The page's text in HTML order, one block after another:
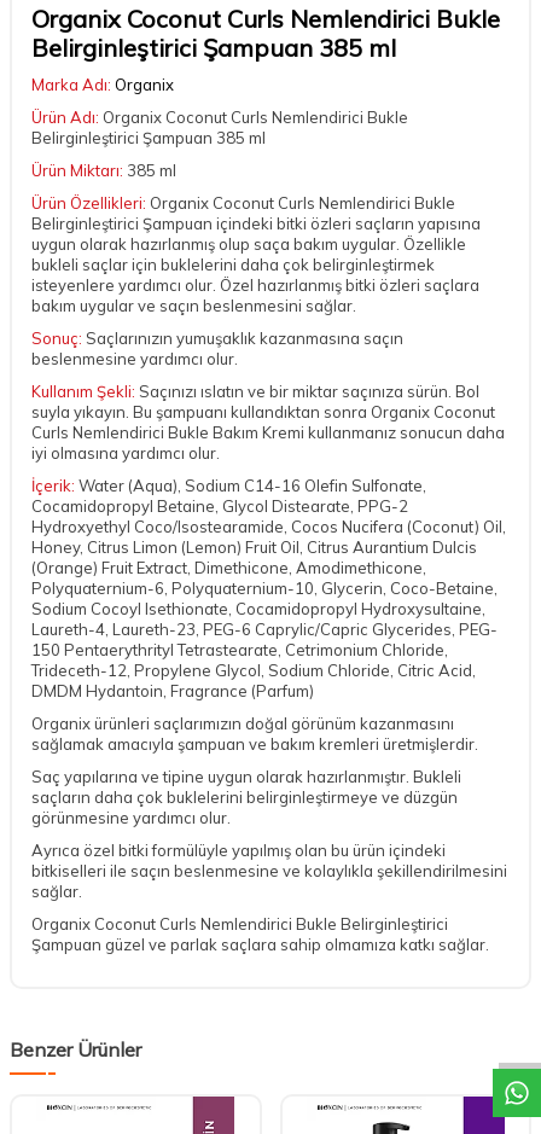
Organix Coconut Curls Nemlendirici Bukle
Belirginleştirici Şampuan 385 ml
Marka Adı: Organix
Ürün Adı: Organix Coconut Curls Nemlendirici Bukle
Belirginleştirici Şampuan 385 ml
Ürün Miktarı: 385 ml
Ürün Özellikleri: Organix Coconut Curls Nemlendirici Bukle
Belirginleştirici Şampuan içindeki bitki özleri saçların yapısına
uygun olarak hazırlanmış olup saça bakım uygular. Özellikle
bukleli saçlar için buklelerini daha çok belirginleştirmek
isteyenlere yardımcı olur. Özel hazırlanmış bitki özleri saçlara
bakım uygular ve saçın beslenmesini sağlar.
Sonuç: Saçlarınızın yumuşaklık kazanmasına saçın
beslenmesine yardımcı olur.
Kullanım Şekli: Saçınızı ıslatın ve bir miktar saçınıza sürün. Bol
suyla yıkayın. Bu şampuanı kullandıktan sonra Organix Coconut
Curls Nemlendirici Bukle Bakım Kremi kullanmanız sonucun daha
iyi olmasına yardımcı olur.
İçerik: Water (Aqua), Sodium C14-16 Olefin Sulfonate,
Cocamidopropyl Betaine, Glycol Distearate, PPG-2
Hydroxyethyl Coco/Isostearamide, Cocos Nucifera (Coconut) Oil,
Honey, Citrus Limon (Lemon) Fruit Oil, Citrus Aurantium Dulcis
(Orange) Fruit Extract, Dimethicone, Amodimethicone,
Polyquaternium-6, Polyquaternium-10, Glycerin, Coco-Betaine,
Sodium Cocoyl Isethionate, Cocamidopropyl Hydroxysultaine,
Laureth-4, Laureth-23, PEG-6 Caprylic/Capric Glycerides, PEG-
150 Pentaerythrityl Tetrastearate, Cetrimonium Chloride,
Trideceth-12, Propylene Glycol, Sodium Chloride, Citric Acid,
DMDM Hydantoin, Fragrance (Parfum)
Organix ürünleri saçlarımızın doğal görünüm kazanmasını
sağlamak amacıyla şampuan ve bakım kremleri üretmişlerdir.
Saç yapılarına ve tipine uygun olarak hazırlanmıştır. Bukleli
saçların daha çok buklelerini belirginleştirmeye ve düzgün
görünmesine yardımcı olur.
Ayrıca özel bitki formülüyle yapılmış olan bu ürün içindeki
bitkiselleri ile saçın beslenmesine ve kolaylıkla şekillendirilmesini
sağlar.
Organix Coconut Curls Nemlendirici Bukle Belirginleştirici
Şampuan güzel ve parlak saçlara sahip olmamıza katkı sağlar.
Benzer Ürünler